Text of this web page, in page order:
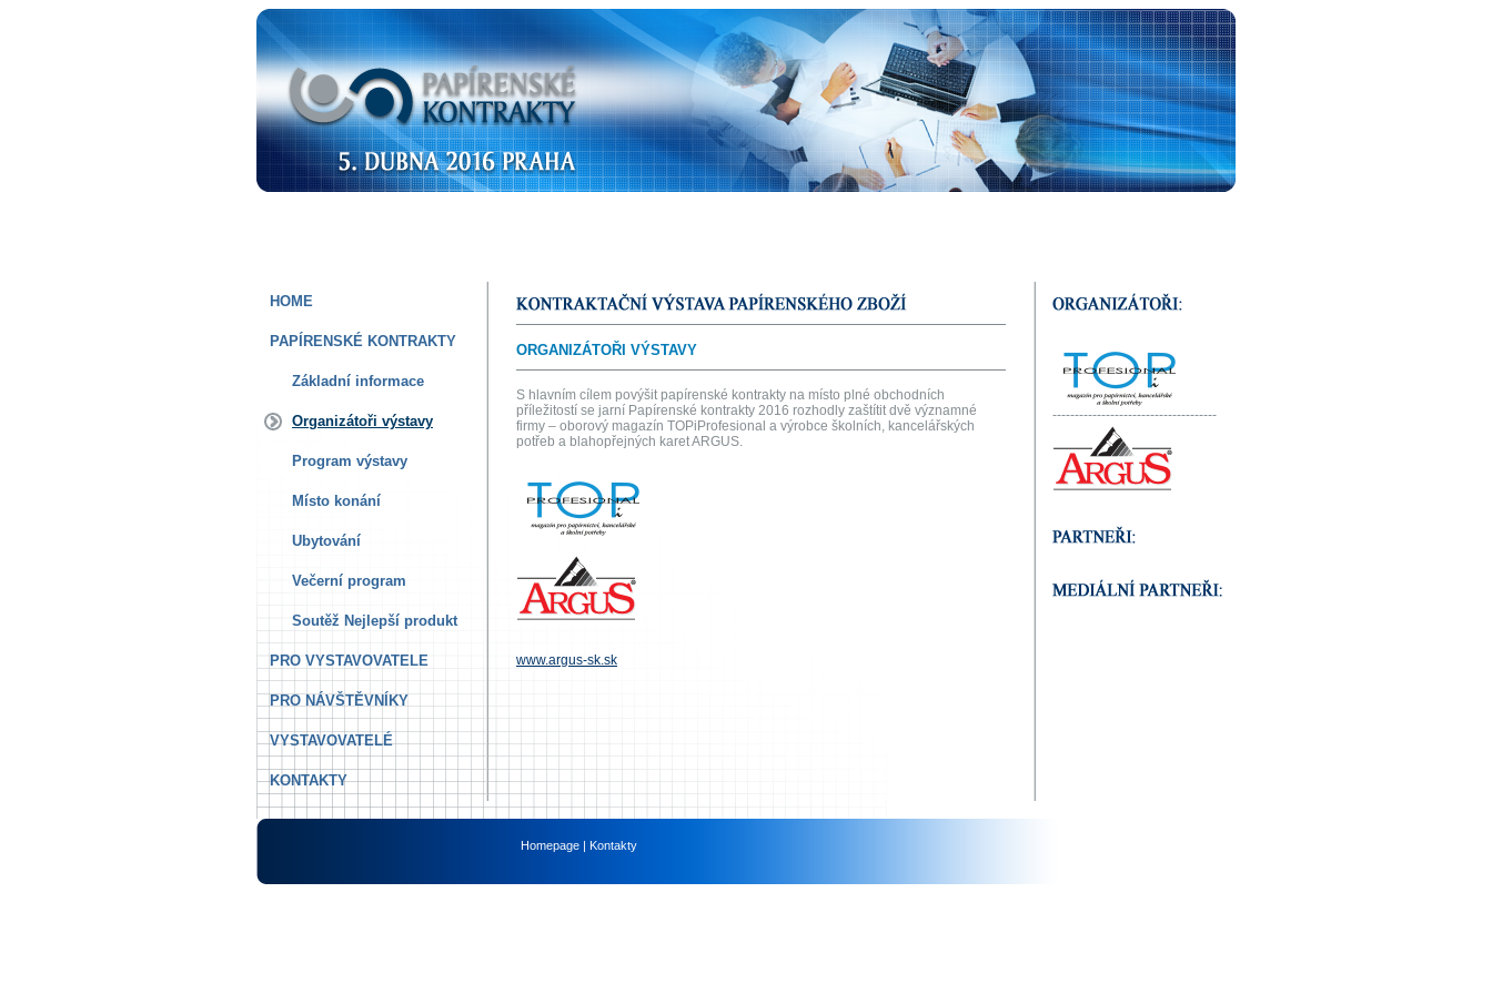
HOME
PAPÍRENSKÉ KONTRAKTY
Základní informace
Organizátoři výstavy
Program výstavy
Místo konání
Ubytování
Večerní program
Soutěž Nejlepší produkt
PRO VYSTAVOVATELE
PRO NÁVŠTĚVNÍKY
VYSTAVOVATELÉ
KONTAKTY
ORGANIZÁTOŘI VÝSTAVY
S hlavním cílem povýšit papírenské kontrakty na místo plné obchodních
příležitostí se jarní Papírenské kontrakty 2016 rozhodly zaštítit dvě významné
firmy – oborový magazín TOPiProfesional a výrobce školních, kancelářských
potřeb a blahopřejných karet ARGUS.
www.argus-sk.sk
-------------------------------------
Homepage | Kontakty